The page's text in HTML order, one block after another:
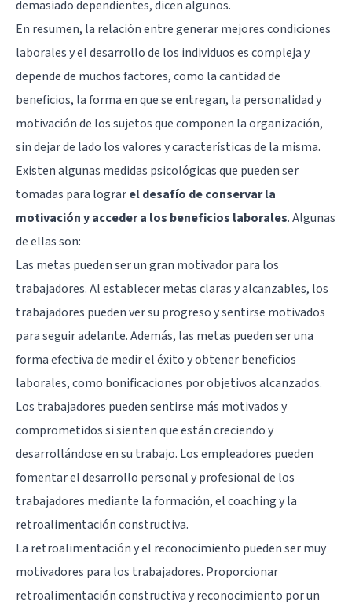
demasiado dependientes, dicen algunos.
En resumen, la relación entre generar mejores condiciones
laborales y el desarrollo de los individuos es compleja y
depende de muchos factores, como la cantidad de
beneficios, la forma en que se entregan, la personalidad y
motivación de los sujetos que componen la organización,
sin dejar de lado losvaloresy características de la misma.
Existen algunas medidas psicológicas que pueden ser
tomadas para lograrel desafío de conservar la
motivación y acceder a los beneficios laborales. Algunas
de ellas son:
Las metas pueden ser un gran motivador para los
trabajadores. Al establecer metas claras y alcanzables, los
trabajadores pueden ver su progreso y sentirse motivados
para seguir adelante. Además, las metas pueden ser una
forma efectiva de medir el éxito y obtener beneficios
laborales, como bonificaciones por objetivos alcanzados.
Los trabajadores pueden sentirse más motivados y
comprometidos si sienten que están creciendo y
desarrollándose en su trabajo. Los empleadores pueden
fomentar el desarrollo personal y profesional de los
trabajadores mediante la formación, el coaching y la
retroalimentación constructiva.
La retroalimentación y el reconocimiento pueden ser muy
motivadores para los trabajadores. Proporcionar
retroalimentación constructiva y reconocimiento por un